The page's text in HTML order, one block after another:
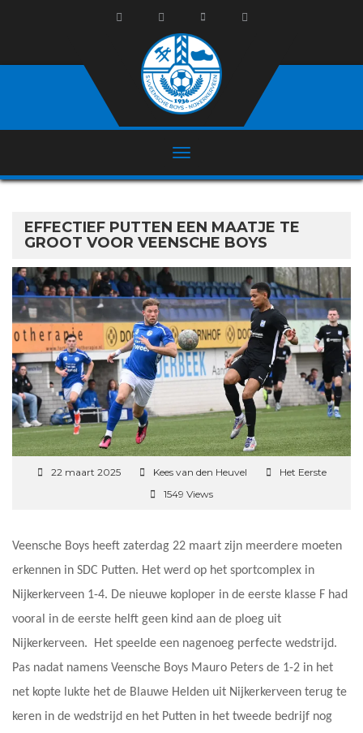
EFFECTIEF PUTTEN EEN MAATJE TE
GROOT VOOR VEENSCHE BOYS
22 maart 2025 Kees van den Heuvel
Het Eerste
1549 Views
Veensche Boys heeft zaterdag 22 maart zijn meerdere moeten
erkennen in SDC Putten. Het werd op het sportcomplex in
Nijkerkerveen 1-4. De nieuwe koploper in de eerste klasse F had
vooral in de eerste helft geen kind aan de ploeg uit
Nijkerkerveen. Het speelde een nagenoeg perfecte wedstrijd.
Pas nadat namens Veensche Boys Mauro Peters de 1-2 in het
net kopte lukte het de Blauwe Helden uit Nijkerkerveen terug te
keren in de wedstrijd en het Putten in het tweede bedrijf nog